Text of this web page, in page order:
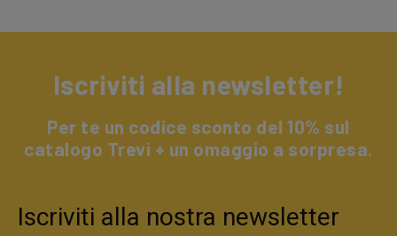
Iscriviti alla newsletter!
Per te un codice sconto del 10% sul
catalogo Trevi + un omaggio a sorpresa.
Iscriviti alla nostra newsletter